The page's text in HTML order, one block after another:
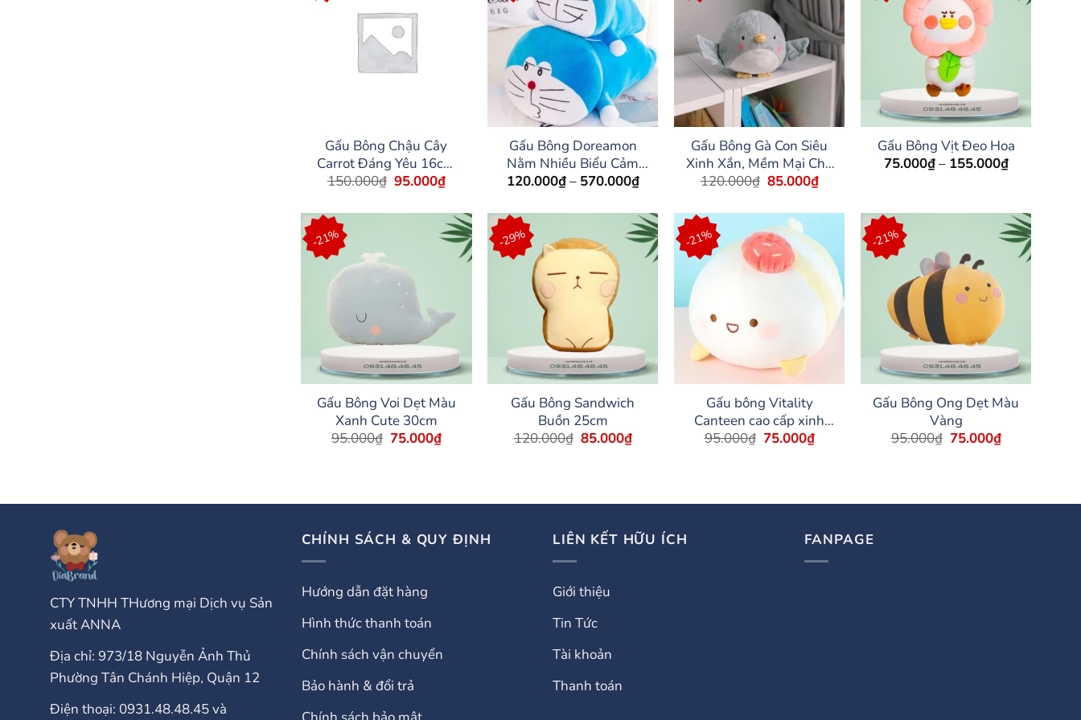
Gấu Bông Chậu Cây
Carrot Đáng Yêu 16cm
(Sao chép)
150.000₫ Giá
150.000₫.
95.000₫Giá
hiện
là:
95.000₫.
Gấu Bông Doreamon
Nằm Nhiều Biểu Cảm
Cười, Chu Môi
120.000₫– 570.000₫Khoảng
giá:
120.000₫
đến
570.000₫
Gấu Bông Gà Con Siêu
Xinh Xắn, Mềm Mại Cho
Bé
120.000₫ Giá
120.000₫.
85.000₫Giá
hiện
85.000₫.
Gấu Bông Vịt Đeo Hoa
75.000₫– 155.000₫Khoảng
giá:
đến
155.000₫
-21%
Gấu Bông Voi Dẹt Màu
Xanh Cute 30cm
95.000₫ Giá
75.000₫Giá
hiện
-29%
Gấu Bông Sandwich
Buồn 25cm
120.000₫ Giá
85.000₫Giá
hiện
-21%
Gấu bông Vitality
Canteen cao cấp xinh
xắn siêu mềm mại, dài
95.000₫ Giá
75.000₫Giá
hiện
-21%
Gấu Bông Ong Dẹt Màu
Vàng
95.000₫ Giá
75.000₫Giá
hiện
CTY TNHH THương mại Dịch vụ Sản
xuất ANNA
Địa chỉ: 973/18 Nguyễn Ảnh Thủ
Phường Tân Chánh Hiệp, Quận 12
Điện thoại: 0931.48.48.45 và
CHÍNH SÁCH & QUY ĐỊNH
Hướng dẫn đặt hàng
Hình thức thanh toán
Chính sách vận chuyển
Bảo hành & đổi trả
LIÊN KẾT HỮU ÍCH
Giới thiệu
Tin Tức
Tài khoản
Thanh toán
FANPAGE